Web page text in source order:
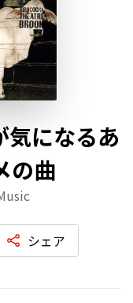
になるあ
の曲
シェア